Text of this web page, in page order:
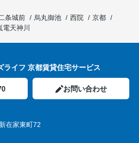
条城前 烏丸御池 西院
京都
電天神川
ライフ 京都賃貸住宅サービス
お問い合わせ
在家東町72